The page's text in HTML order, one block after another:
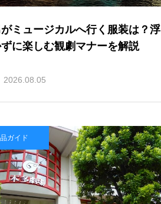
ミュージカルへ行く服装は？浮
に楽しむ観劇マナーを解説
2026.08.05
ガイド